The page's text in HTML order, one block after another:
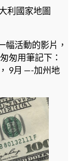
利國家地圖
幅活動的影片，
匆用筆記下：
9月 —-加州地